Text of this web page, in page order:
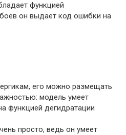
функцией
он выдает код ошибки на
его можно размещать
модель умеет
функцией дегидратации
просто, ведь он умеет